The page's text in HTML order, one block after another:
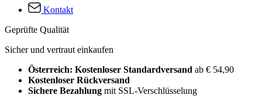
Kontakt
Geprüfte Qualität
Sicher und vertraut einkaufen
Österreich: Kostenloser Standardversand ab € 54,90
Kostenloser Rückversand
Sichere Bezahlung mit SSL-Verschlüsselung